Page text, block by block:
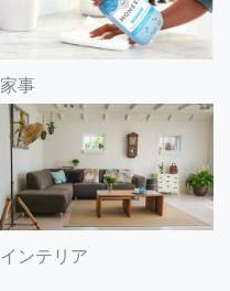
家事
インテリア